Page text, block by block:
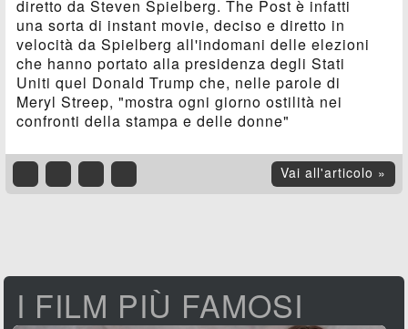
diretto da Steven Spielberg. The Post è infatti
una sorta di instant movie, deciso e diretto in
velocità da Spielberg all'indomani delle elezioni
che hanno portato alla presidenza degli Stati
Uniti quel Donald Trump che, nelle parole di
Meryl Streep, "mostra ogni giorno ostilità nei
confronti della stampa e delle donne"
Vai all'articolo »
I FILM PIÙ FAMOSI